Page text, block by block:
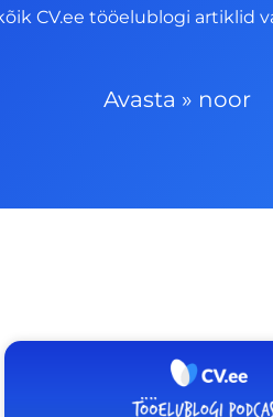
CV.ee tööelublogi artiklid
Avasta » noor